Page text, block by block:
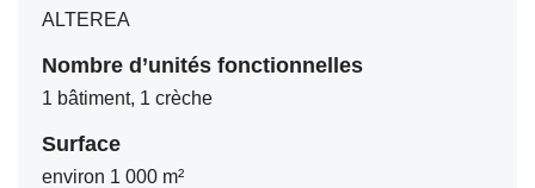
ALTEREA
Nombre d’unités fonctionnelles
1 bâtiment, 1 crèche
Surface
environ 1 000 m²